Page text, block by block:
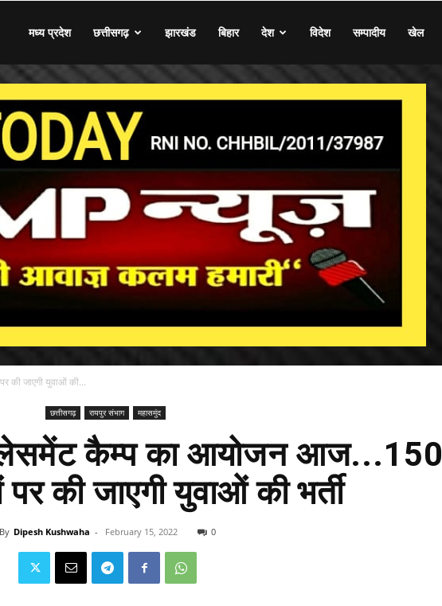
मध्य प्रदेश छत्तीसगढ़ झारखंड बिहार देश विदेश सम्पादीय खेल
की जाएगी युवाओं की...
छत्तीसगढ़ रायपुर संभाग महासमुंद
कैम्प का आयोजन आज...150
पर की जाएगी युवाओं की भर्ती
By Dipesh Kushwaha - February 15, 2022 0